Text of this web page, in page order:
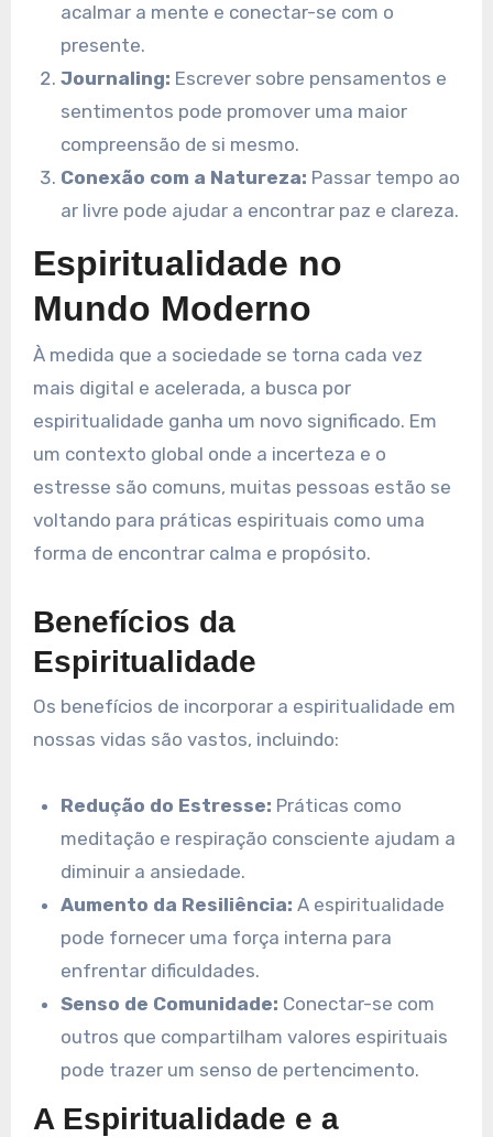
acalmar a mente e conectar-se com o
presente.
Journaling: Escrever sobre pensamentos e
sentimentos pode promover uma maior
compreensão de si mesmo.
Conexão com a Natureza: Passar tempo ao
ar livre pode ajudar a encontrar paz e clareza.
Espiritualidade no
Mundo Moderno
À medida que a sociedade se torna cada vez
mais digital e acelerada, a busca por
espiritualidade ganha um novo significado. Em
um contexto global onde a incerteza e o
estresse são comuns, muitas pessoas estão se
voltando para práticas espirituais como uma
forma de encontrar calma e propósito.
Benefícios da
Espiritualidade
Os benefícios de incorporar a espiritualidade em
nossas vidas são vastos, incluindo:
Redução do Estresse: Práticas como
meditação e respiração consciente ajudam a
diminuir a ansiedade.
Aumento da Resiliência: A espiritualidade
pode fornecer uma força interna para
enfrentar dificuldades.
Senso de Comunidade: Conectar-se com
outros que compartilham valores espirituais
pode trazer um senso de pertencimento.
A Espiritualidade e a